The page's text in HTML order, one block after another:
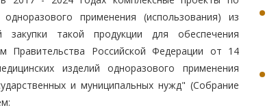
применения (использования) из
закупки такой продукции для обеспечения
Правительства Российской Федерации от 14
изделий одноразового применения
и муниципальных нужд" (Собрание